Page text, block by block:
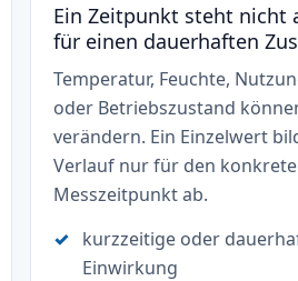
Ein Zeitpunkt steht nicht
für einen dauerhaften
Temperatur, Feuchte,
oder Betriebszustand
verändern. Ein Einzelwert
Verlauf nur für den
Messzeitpunkt ab.
kurzzeitige oder
Einwirkung